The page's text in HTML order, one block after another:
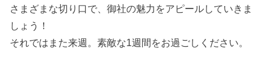
さまざまな切り口で、御社の魅力をアピールしていきま
しょう！
それではまた来週。素敵な1週間をお過ごしください。